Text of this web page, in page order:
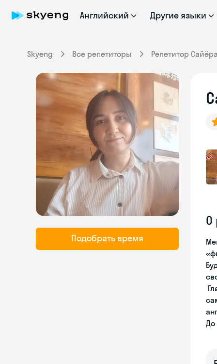
Английский Другие языки
Skyeng Все репетиторы Репетитор
Подобрать время
О
До